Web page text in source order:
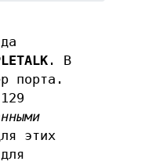
. В
порта.
этих